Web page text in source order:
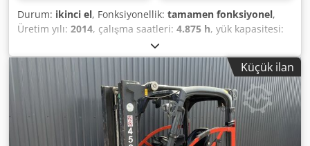
Durum: ikinci el, Fonksiyonellik: tamamen fonksiyonel,
Üretim yılı: 2014, çalışma saatleri: 4.875 h, yük kapasitesi:
, kaldırma yüksekliği:4.100 mm
1.344 mm, yakıt türü:elektrikli, direk tipi:triplex, inşaat
yüksekliği: 1.946 mm
, Elektrikli 3
tekerlekli forklift ISO Sınıfı: ISO Sınıf 2 = 1.000 - 2.500 kg
Direk tipi: Triplex Crjdszq Iz Uepfx Abpof Durum:
Kullanıma hazır ve tam işlevsel Teknik durum: iyi Akü
Voltajı: 48V Akü Üretim Yılı: 2020 Yan kaydırıcı, 3. valf,
Küçük ilan